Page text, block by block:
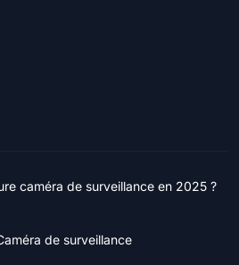
caméra de surveillance en 2025 ?
de surveillance